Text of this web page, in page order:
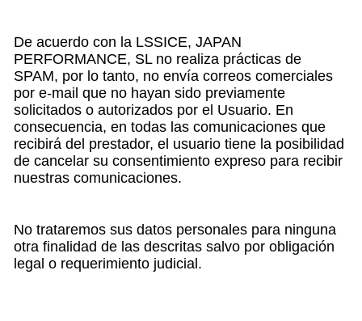
De acuerdo con la LSSICE, JAPAN
PERFORMANCE, SL no realiza prácticas de
SPAM, por lo tanto, no envía correos comerciales
por e-mail que no hayan sido previamente
solicitados o autorizados por el Usuario. En
consecuencia, en todas las comunicaciones que
recibirá del prestador, el usuario tiene la posibilidad
de cancelar su consentimiento expreso para recibir
nuestras comunicaciones.
No trataremos sus datos personales para ninguna
otra finalidad de las descritas salvo por obligación
legal o requerimiento judicial.